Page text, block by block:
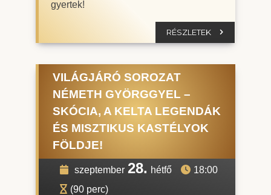
gyertek!
RÉSZLETEK
VILÁGJÁRÓ SOROZAT
NÉMETH GYÖRGGYEL –
SKÓCIA, A KELTA LEGENDÁK
ÉS MISZTIKUS KASTÉLYOK
FÖLDJE!
szeptember 28. hétfő
18:00
(90 perc)